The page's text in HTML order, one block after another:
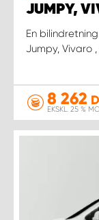
JUMPY,
En
Jumpy, Vivaro
8 262
EKSKL. 25 %